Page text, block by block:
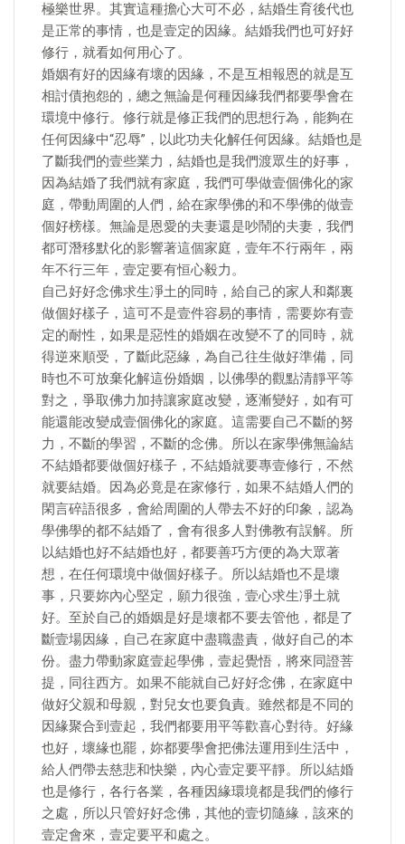
極樂世界。其實這種擔心大可不必，結婚生育後代也
是正常的事情，也是壹定的因緣。結婚我們也可好好
修行，就看如何用心了。
婚姻有好的因緣有壞的因緣，不是互相報恩的就是互
相討債抱怨的，總之無論是何種因緣我們都要學會在
環境中修行。修行就是修正我們的思想行為，能夠在
任何因緣中“忍辱”，以此功夫化解任何因緣。結婚也是
了斷我們的壹些業力，結婚也是我們渡眾生的好事，
因為結婚了我們就有家庭，我們可學做壹個佛化的家
庭，帶動周圍的人們，給在家學佛的和不學佛的做壹
個好榜樣。無論是恩愛的夫妻還是吵鬧的夫妻，我們
都可潛移默化的影響著這個家庭，壹年不行兩年，兩
年不行三年，壹定要有恒心毅力。
自己好好念佛求生凈土的同時，給自己的家人和鄰裏
做個好樣子，這可不是壹件容易的事情，需要妳有壹
定的耐性，如果是惡性的婚姻在改變不了的同時，就
得逆來順受，了斷此惡緣，為自己往生做好準備，同
時也不可放棄化解這份婚姻，以佛學的觀點清靜平等
對之，爭取佛力加持讓家庭改變，逐漸變好，如有可
能還能改變成壹個佛化的家庭。這需要自己不斷的努
力，不斷的學習，不斷的念佛。所以在家學佛無論結
不結婚都要做個好樣子，不結婚就要專壹修行，不然
就要結婚。因為必竟是在家修行，如果不結婚人們的
閑言碎語很多，會給周圍的人帶去不好的印象，認為
學佛學的都不結婚了，會有很多人對佛教有誤解。所
以結婚也好不結婚也好，都要善巧方便的為大眾著
想，在任何環境中做個好樣子。所以結婚也不是壞
事，只要妳內心堅定，願力很強，壹心求生凈土就
好。至於自己的婚姻是好是壞都不要去管他，都是了
斷壹場因緣，自己在家庭中盡職盡責，做好自己的本
份。盡力帶動家庭壹起學佛，壹起覺悟，將來同證菩
提，同往西方。如果不能就自己好好念佛，在家庭中
做好父親和母親，對兒女也要負責。雖然都是不同的
因緣聚合到壹起，我們都要用平等歡喜心對待。好緣
也好，壞緣也罷，妳都要學會把佛法運用到生活中，
給人們帶去慈悲和快樂，內心壹定要平靜。所以結婚
也是修行，各行各業，各種因緣環境都是我們的修行
之處，所以只管好好念佛，其他的壹切隨緣，該來的
壹定會來，壹定要平和處之。